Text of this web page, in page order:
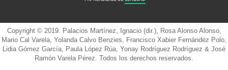
Copyright © 2019. Palacios Martínez, Ignacio (dir.), Rosa Alonso Alonso,
Mario Cal Varela, Yolanda Calvo Benzies, Francisco Xabier Fernández Polo,
Lidia Gómez García, Paula López Rúa, Yonay Rodríguez Rodríguez & José
Ramón Varela Pérez. Todos los derechos reservados.